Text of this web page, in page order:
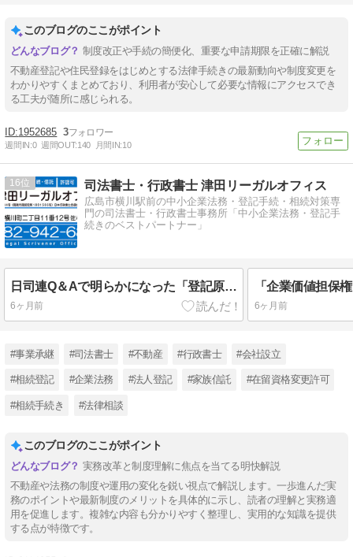
このブログのここがポイント
制度改正や手続の簡便化、重要な申請期限を正確に解説
不動産登記や住民登録をはじめとする法律手続きの最新動向や制度変更を
わかりやすくまとめており、利用者が安心して必要な情報にアクセスでき
る工夫が随所に感じられる。
1952685 3
週間IN:0 週間OUT:140 月間IN:10
16 司法書士・行政書士 津田リーガルオフィス
広島市横川駅前の中小企業法務・登記手続・相続対策専
門の司法書士・行政書士事務所「中小企業法務・登記手
続きのベストパートナー」
日司連Q＆Aで明らかになった「登記原因証明情報の特別委任方式」のポイント
6ヶ月前 6ヶ月前
#事業承継 #司法書士 #不動産 #行政書士 #会社設立
#相続登記 #企業法務 #法人登記 #家族信託 #在留資格変更許可
#相続手続き #法律相談
このブログのここがポイント
実務改革と制度理解に焦点を当てる明快解説
不動産や法務の制度や運用の変化を鋭い視点で解説します。一歩進んだ実
務のポイントや最新制度のメリットを具体的に示し、読者の理解と実務適
用を促進します。複雑な内容も分かりやすく整理し、実用的な知識を提供
する点が特徴です。